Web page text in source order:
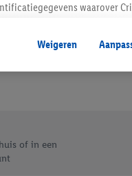
of in een
waarover
retargeting, d.w.z.
aan uw winkelmandje
diensten worden
informatie vinden over de
technologieën
bovengenoemde
Weigeren